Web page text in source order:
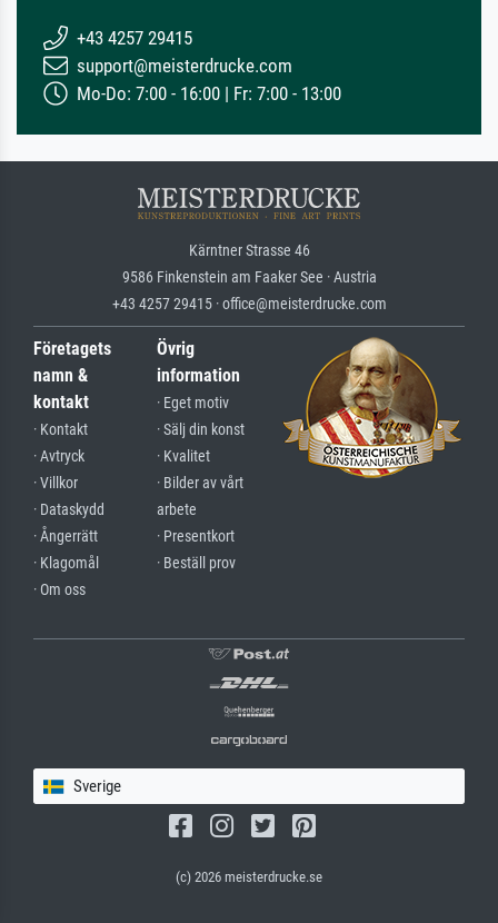
+43 4257 29415
support@meisterdrucke.com
Mo-Do: 7:00 - 16:00 | Fr: 7:00 - 13:00
Kärntner Strasse 46
9586 Finkenstein am Faaker See · Austria
+43 4257 29415 · office@meisterdrucke.com
Företagets
namn &
kontakt
· Kontakt
· Avtryck
· Villkor
· Dataskydd
· Ångerrätt
· Klagomål
· Om oss
Övrig
information
· Eget motiv
· Sälj din konst
· Kvalitet
· Bilder av vårt
arbete
· Presentkort
· Beställ prov
Sverige
(c) 2026 meisterdrucke.se